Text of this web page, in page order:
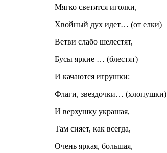
Мягко светятся иголки,
Хвойный дух идет… (от елки)
Ветви слабо шелестят,
Бусы яркие … (блестят)
И качаются игрушки:
Флаги, звездочки… (хлопушки)
И верхушку украшая,
Там сияет, как всегда,
Очень яркая, большая,